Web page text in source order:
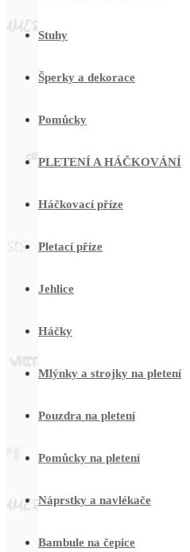
Stuhy
Šperky a dekorace
Pomůcky
PLETENÍ A HÁČKOVÁNÍ
Háčkovací příze
Pletací příze
Jehlice
Háčky
Mlýnky a strojky na pletení
Pouzdra na pletení
Pomůcky na pletení
Náprstky a navlékače
Bambule na čepice